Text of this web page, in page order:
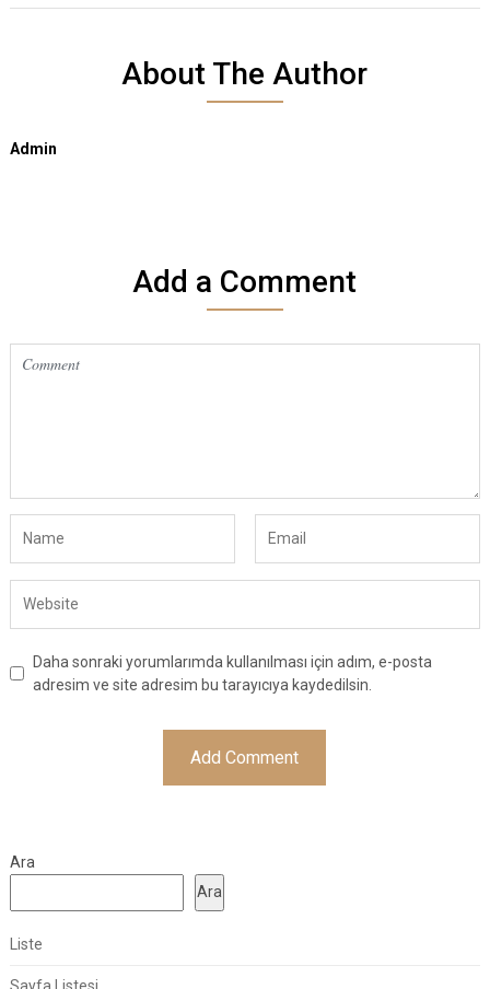
About The Author
Admin
Add a Comment
Daha sonraki yorumlarımda kullanılması için adım, e-posta
adresim ve site adresim bu tarayıcıya kaydedilsin.
Ara
Ara
Liste
Sayfa Listesi